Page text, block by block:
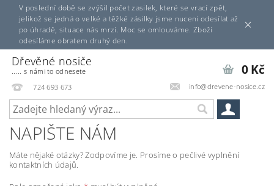
V poslední době se zvýšil počet zasilek, které se vrací zpět,
jelikož se jedná o velké a těžké zásilky jsme nuceni odesílat až
po úhradě, situace nás mrzí. Moc se omlouváme. Zboží
odesíláme obratem druhý den.
Dřevěné nosiče
..... s námi to odnesete
724 693 673
info@drevene-nosice.cz
0 Kč
NAPIŠTE NÁM
Máte nějaké otázky? Zodpovíme je. Prosíme o pečlivé vyplnění
kontaktních údajů.